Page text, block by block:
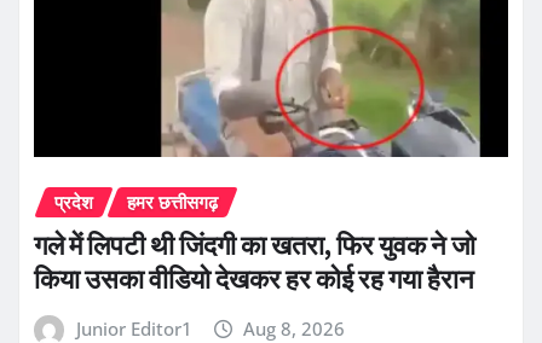
प्रदेश हमर छत्तीसगढ़
गले में लिपटी थी जिंदगी का खतरा, फिर युवक ने जो
किया उसका वीडियो देखकर हर कोई रह गया हैरान
Junior Editor1 Aug 8, 2026